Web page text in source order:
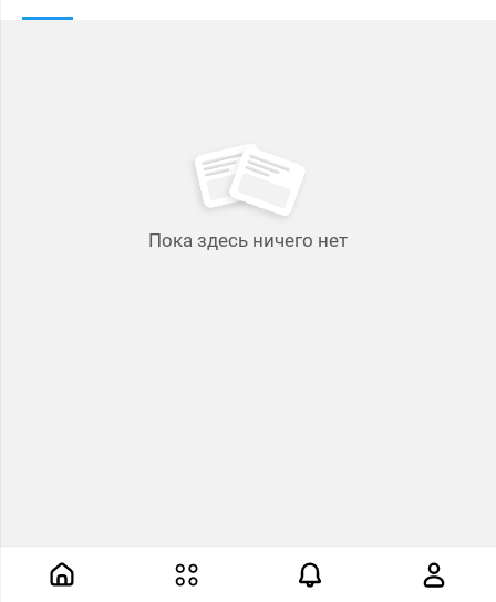
Пока здесь ничего нет